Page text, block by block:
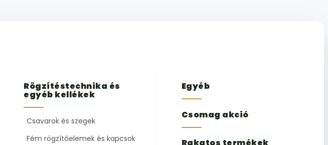
Rögzítéstechnika és
egyéb kellékek
Csavarok és szegek
Fém rögzítőelemek és kapcsok
Egyéb
Csomag akció
Rakatos termékek